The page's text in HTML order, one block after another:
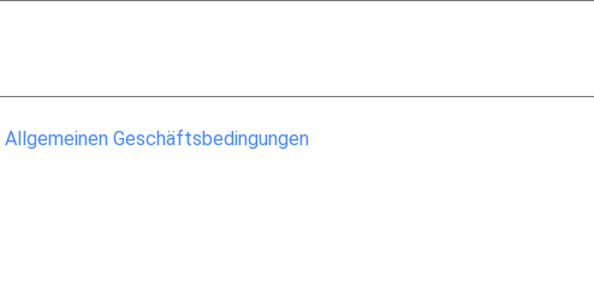
Allgemeinen Geschäftsbedingungen